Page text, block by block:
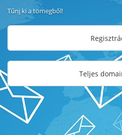
Tűnj ki a tömegből!
Teljes